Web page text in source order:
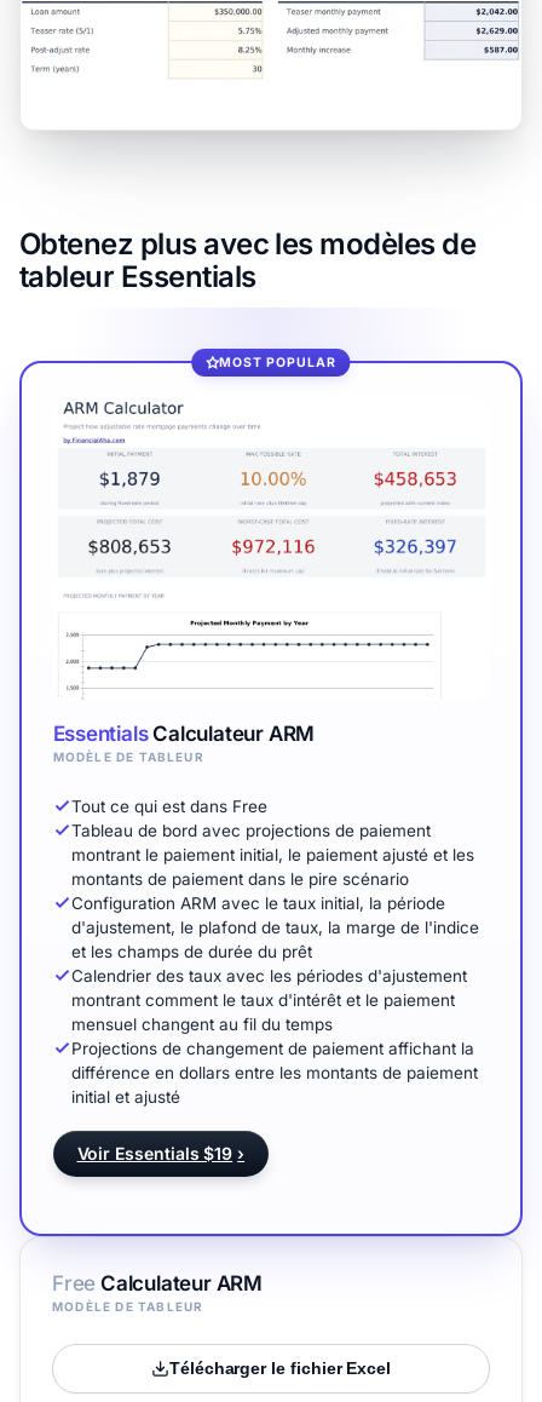
Obtenez plus avec les modèles de
tableur Essentials
Free Calculateur ARM
MODÈLE DE TABLEUR
Télécharger le fichier Excel
MOST POPULAR
EssentialsCalculateur ARM
MODÈLE DE TABLEUR
Tout ce qui est dans Free
Tableau de bord avec projections de paiement
montrant le paiement initial, le paiement ajusté et les
montants de paiement dans le pire scénario
Configuration ARM avec le taux initial, la période
d'ajustement, le plafond de taux, la marge de l'indice
et les champs de durée du prêt
Calendrier des taux avec les périodes d'ajustement
montrant comment le taux d'intérêt et le paiement
mensuel changent au fil du temps
Projections de changement de paiement affichant la
différence en dollars entre les montants de paiement
initial et ajusté
Voir Essentials $19 ›